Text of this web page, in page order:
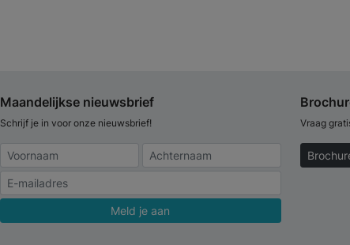
Maandelijkse nieuwsbrief
Schrijf je in voor onze nieuwsbrief!
Meld je aan
Vraag